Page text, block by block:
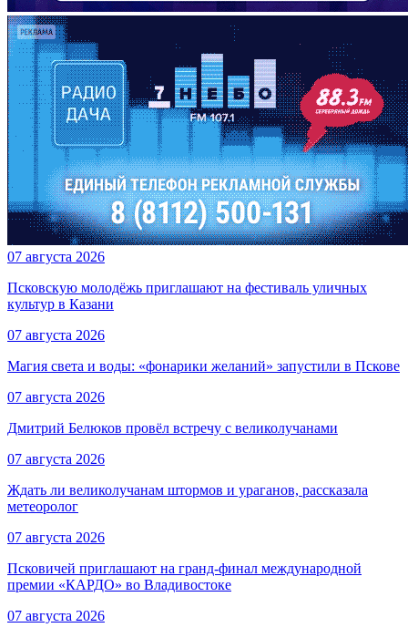
07 августа 2026
Псковскую молодёжь приглашают на фестиваль уличных
культур в Казани
07 августа 2026
Магия света и воды: «фонарики желаний» запустили в Пскове
07 августа 2026
Дмитрий Белюков провёл встречу с великолучанами
07 августа 2026
Ждать ли великолучанам штормов и ураганов, рассказала
метеоролог
07 августа 2026
Псковичей приглашают на гранд‑финал международной
премии «КАРДО» во Владивостоке
07 августа 2026